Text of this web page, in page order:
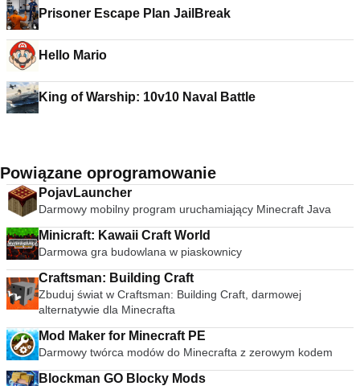
Prisoner Escape Plan JailBreak
Hello Mario
King of Warship: 10v10 Naval Battle
Powiązane oprogramowanie
PojavLauncher
Darmowy mobilny program uruchamiający Minecraft Java
Minicraft: Kawaii Craft World
Darmowa gra budowlana w piaskownicy
Craftsman: Building Craft
Zbuduj świat w Craftsman: Building Craft, darmowej
alternatywie dla Minecrafta
Mod Maker for Minecraft PE
Darmowy twórca modów do Minecrafta z zerowym kodem
Blockman GO Blocky Mods